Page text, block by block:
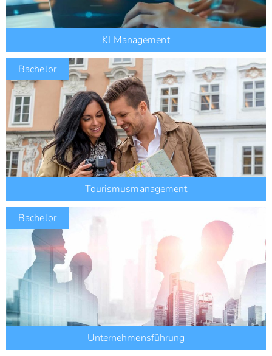
KI Management
Bachelor
Tourismusmanagement
Bachelor
Unternehmensführung